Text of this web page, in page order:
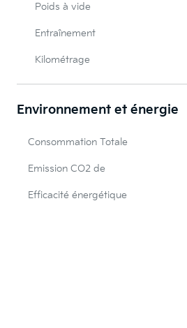
Poids à vide
Entraînement
Kilométrage
Environnement et énergie
Consommation Totale
Emission CO2 de
Efficacité énergétique